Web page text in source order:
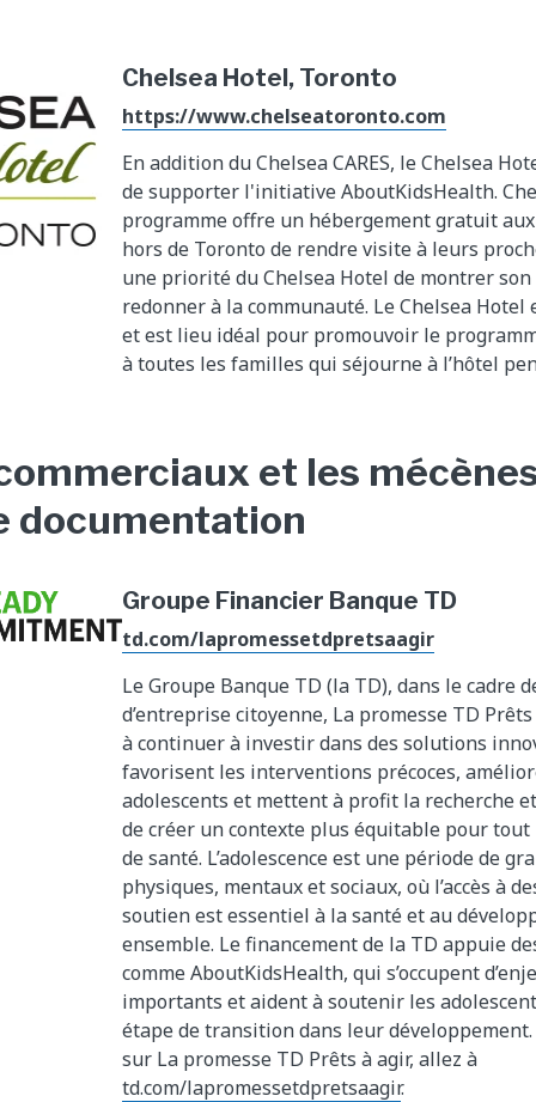
Chelsea Hotel, Toronto
https://www.chelseatoronto.com
En addition du Chelsea CARES, le Chelsea
de supporter l'initiative AboutKidsHealth.
programme offre un hébergement gratuit
hors de Toronto de rendre visite à leurs
une priorité du Chelsea Hotel de montrer
redonner à la communauté. Le Chelsea
et est lieu idéal pour promouvoir le
à toutes les familles qui séjourne à l’hôtel
et les
documentation
Groupe Financier Banque TD
td.com/lapromessetdpretsaagir
Le Groupe Banque TD (la TD), dans le cadre
d’entreprise citoyenne, La promesse TD
à continuer à investir dans des solutions
favorisent les interventions précoces,
adolescents et mettent à profit la recherche
de créer un contexte plus équitable pour
de santé. L’adolescence est une période de
physiques, mentaux et sociaux, où l’accès à
soutien est essentiel à la santé et au
ensemble. Le financement de la TD appuie
comme AboutKidsHealth, qui s’occupent
importants et aident à soutenir les
étape de transition dans leur
sur La promesse TD Prêts à agir, allez à
td.com/lapromessetdpretsaagir.